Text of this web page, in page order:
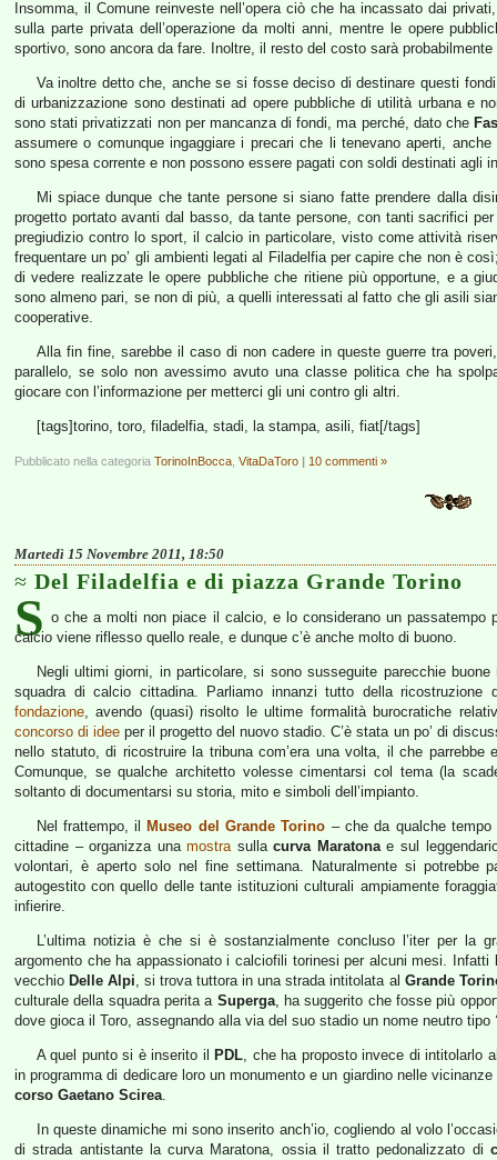
Insomma, il Comune reinveste nell’opera ciò che ha incassato dai
sulla parte privata dell’operazione da molti anni, mentre le opere
sportivo, sono ancora da fare. Inoltre, il resto del costo sarà
Va inoltre detto che, anche se si fosse deciso di destinare questi
di urbanizzazione sono destinati ad opere pubbliche di utilità urbana e
sono stati privatizzati non per mancanza di fondi, ma perché, dato che
assumere o comunque ingaggiare i precari che li tenevano aperti,
sono spesa corrente e non possono essere pagati con soldi destinati agli
Mi spiace dunque che tante persone si siano fatte prendere dalla
progetto portato avanti dal basso, da tante persone, con tanti sacrifici
pregiudizio contro lo sport, il calcio in particolare, visto come attività
frequentare un po’ gli ambienti legati al Filadelfia per capire che non è
di vedere realizzate le opere pubbliche che ritiene più opportune, e a
sono almeno pari, se non di più, a quelli interessati al fatto che gli asili
cooperative.
Alla fin fine, sarebbe il caso di non cadere in queste guerre tra
parallelo, se solo non avessimo avuto una classe politica che ha
giocare con l’informazione per metterci gli uni contro gli altri.
[tags]torino, toro, filadelfia, stadi, la stampa, asili, fiat[/tags]
Pubblicato nella categoria TorinoInBocca VitaDaToro | 10 commenti »
Martedì 15 Novembre 2011, 18:50
Del Filadelfia e di piazza Grande Torino
S o che a molti non piace il calcio, e lo considerano un
calcio viene riflesso quello reale, e dunque c’è anche molto di buono.
Negli ultimi giorni, in particolare, si sono susseguite parecchie
squadra di calcio cittadina. Parliamo innanzi tutto della ricostruzione
fondazione, avendo (quasi) risolto le ultime formalità burocratiche
concorso di idee per il progetto del nuovo stadio. C’è stata un po’ di
nello statuto, di ricostruire la tribuna com’era una volta, il che
Comunque, se qualche architetto volesse cimentarsi col tema (la
soltanto di documentarsi su storia, mito e simboli dell’impianto.
Nel frattempo, il Museo del Grande Torino – che da qualche
cittadine – organizza unamostrasullacurva Maratonae sul
volontari, è aperto solo nel fine settimana. Naturalmente si potrebbe
autogestito con quello delle tante istituzioni culturali ampiamente
infierire.
L’ultima notizia è che si è sostanzialmente concluso l’iter per la
argomento che ha appassionato i calciofili torinesi per alcuni mesi.
vecchio Delle Alpi, si trova tuttora in una strada intitolata al Grande
culturale della squadra perita a Superga, ha suggerito che fosse più
dove gioca il Toro, assegnando alla via del suo stadio un nome neutro tipo
A quel punto si è inserito il PDL, che ha proposto invece di intitolarlo
in programma di dedicare loro un monumento e un giardino nelle
corso Gaetano Scirea.
In queste dinamiche mi sono inserito anch’io, cogliendo al volo
di strada antistante la curva Maratona, ossia il tratto pedonalizzato di